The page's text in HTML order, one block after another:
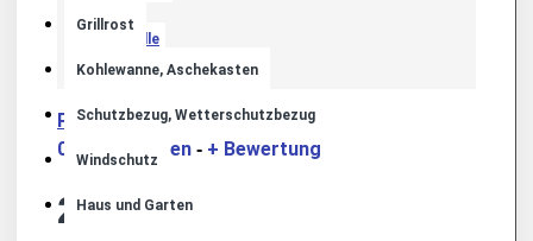
Grillrost
Kohlewanne, Aschekasten
Schutzbezug, Wetterschutzbezug
Windschutz
Haus und Garten
JVA Celle
Produktsicherheit
0 Bewertungen - + Bewertung
24,90€